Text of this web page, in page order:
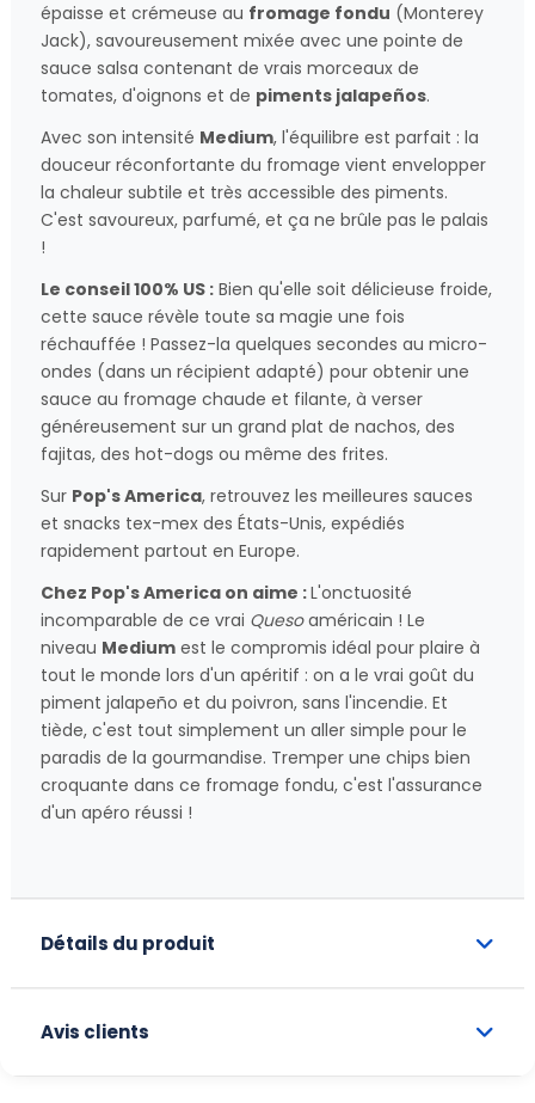
épaisse et crémeuse au fromage fondu (Monterey
Jack), savoureusement mixée avec une pointe de
sauce salsa contenant de vrais morceaux de
tomates, d'oignons et de piments jalapeños.
Avec son intensité Medium, l'équilibre est parfait : la
douceur réconfortante du fromage vient envelopper
la chaleur subtile et très accessible des piments.
C'est savoureux, parfumé, et ça ne brûle pas le palais
!
Le conseil 100% US : Bien qu'elle soit délicieuse froide,
cette sauce révèle toute sa magie une fois
réchauffée ! Passez-la quelques secondes au micro-
ondes (dans un récipient adapté) pour obtenir une
sauce au fromage chaude et filante, à verser
généreusement sur un grand plat de nachos, des
fajitas, des hot-dogs ou même des frites.
Sur Pop's America, retrouvez les meilleures sauces
et snacks tex-mex des États-Unis, expédiés
rapidement partout en Europe.
Chez Pop's America on aime :L'onctuosité
incomparable de ce vrai Quesoaméricain ! Le
niveau Medium est le compromis idéal pour plaire à
tout le monde lors d'un apéritif : on a le vrai goût du
piment jalapeño et du poivron, sans l'incendie. Et
tiède, c'est tout simplement un aller simple pour le
paradis de la gourmandise. Tremper une chips bien
croquante dans ce fromage fondu, c'est l'assurance
d'un apéro réussi !
Détails du produit
Avis clients